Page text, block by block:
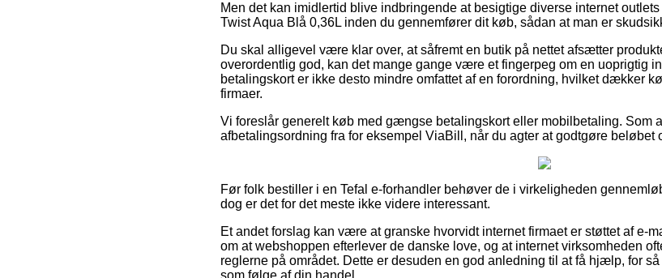
Men det kan imidlertid blive indbringende at besigtige diverse internet
Twist Aqua Blå 0,36L inden du gennemfører dit køb, sådan at man er
Du skal alligevel være klar over, at såfremt en butik på nettet afsætter
overordentlig god, kan det mange gange være et fingerpeg om en uoprigtig
betalingskort er ikke desto mindre omfattet af en forordning, hvilket dækker
firmaer.
Vi foreslår generelt køb med gængse betalingskort eller mobilbetaling. Som
afbetalingsordning fra for eksempel ViaBill, når du agter at godtgøre
Før folk bestiller i en Tefal e-forhandler behøver de i virkeligheden
dog er det for det meste ikke videre interessant.
Et andet forslag kan være at granske hvorvidt internet firmaet er støttet af e-
om at webshoppen efterlever de danske love, og at internet virksomheden
reglerne på området. Dette er desuden en god anledning til at få hjælp, for